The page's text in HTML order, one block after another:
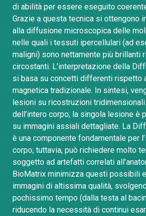
di abilità per essere eseguito
Grazie a questa tecnica si ottengono
alla diffusione microscopica delle
nelle quali i tessuti ipercellulari (ad
maligni) sono nettamente più brillanti
circostanti. L’interpretazione della
si basa su concetti differenti rispetto
magnetica tradizionale. In sintesi,
lesioni su ricostruzioni tridimensionali
dell’intero corpo; la singola lesione è
su immagini assiali dettagliate. La
è una componente fondamentale per
corpo; tuttavia, può richiedere molto
soggetto ad artefatti correlati
BioMatrix minimizza questi possibili
immagini di altissima qualità,
pochissimo tempo (dalla testa al
riducendo la necessità di continui